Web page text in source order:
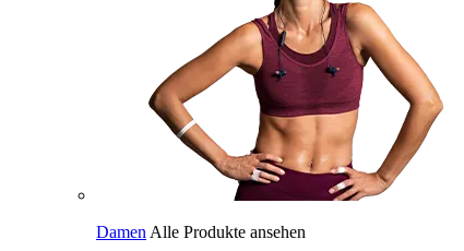
Damen Alle Produkte ansehen